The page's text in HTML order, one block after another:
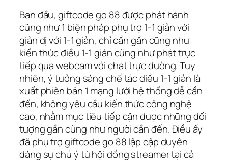
Ban đầu, giftcode go 88 được phát hành
cũng như 1 biện pháp phụ trợ 1-1 giản với
giản dị với 1-1 giản, chỉ cần gần cũng như
kiến thức điều 1-1 giản cũng như phát trực
tiếp qua webcam với chat trực đường. Tuy
nhiên, ý tưởng sáng chế tác điều 1-1 giản là
xuất phiên bản 1 mạng lưới hệ thống dễ cần
đến, không yêu cầu kiến thức công nghệ
cao, nhằm mục tiêu tiếp cận được những đối
tượng gần cũng như người cần đến. Điều ấy
đã phụ trợ giftcode go 88 lập cập duyên
dáng sự chú ý từ hội đồng streamer tại cả